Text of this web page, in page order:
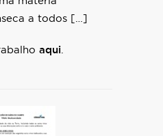
a todos […]
aqui.